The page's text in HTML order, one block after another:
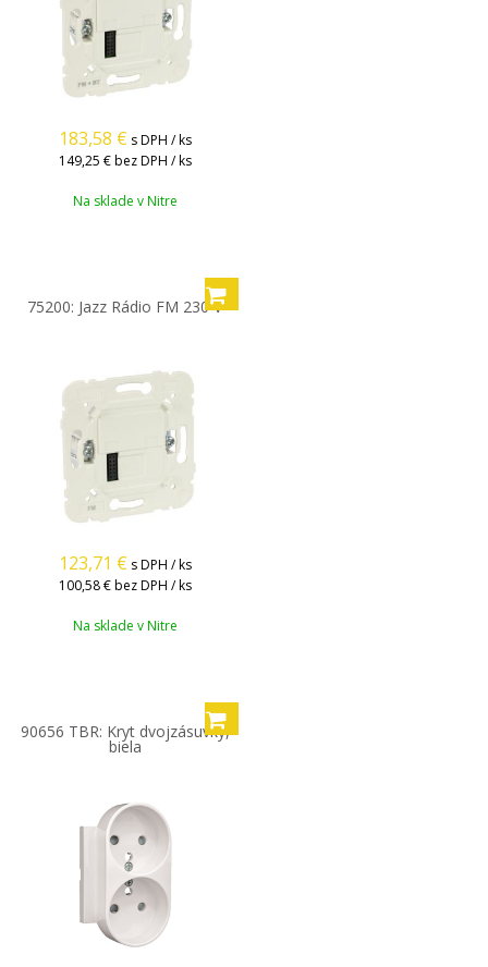
183,58 € s DPH / ks
149,25 € bez DPH / ks
Na sklade v Nitre
75200: Jazz Rádio FM 230 V
123,71 € s DPH / ks
100,58 € bez DPH / ks
Na sklade v Nitre
90656 TBR: Kryt dvojzásuvky,
biela